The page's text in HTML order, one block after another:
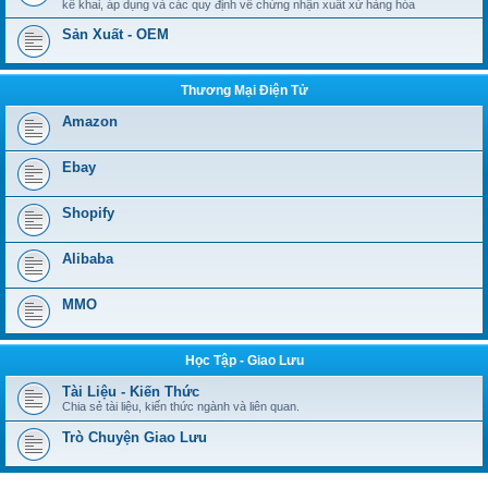
kê khai, áp dụng và các quy định về chứng nhận xuất xứ hàng hóa
Sản Xuất - OEM
Thương Mại Điện Tử
Amazon
Ebay
Shopify
Alibaba
MMO
Học Tập - Giao Lưu
Tài Liệu - Kiến Thức
Chia sẻ tài liệu, kiến thức ngành và liên quan.
Trò Chuyện Giao Lưu